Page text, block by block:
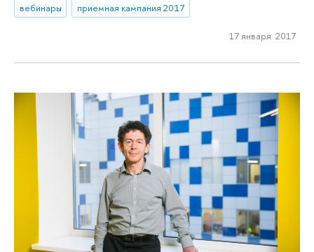
вебинары
приемная кампания 2017
17 января 2017